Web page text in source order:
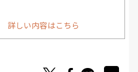
詳しい内容はこちら